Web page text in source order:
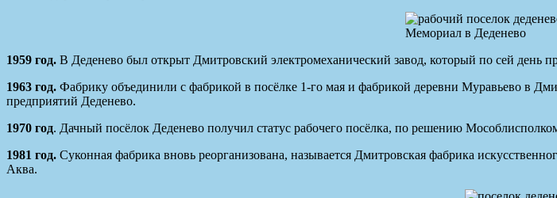
Мемориал в Деденево
1959 год. В Деденево был открыт Дмитровский электромеханический завод, который по сей день
1963 год. Фабрику объединили с фабрикой в посёлке 1-го мая и фабрикой деревни Муравьево в
предприятий Деденево.
1970 год. Дачный посёлок Деденево получил статус рабочего посёлка, по решению
1981 год. Суконная фабрика вновь реорганизована, называется Дмитровская фабрика
Аква.